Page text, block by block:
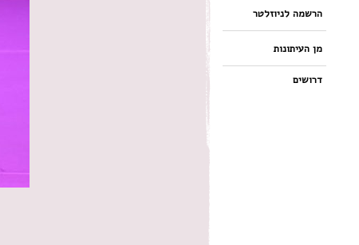
הרשמה לניוזלטר
מן העיתונות
דרושים